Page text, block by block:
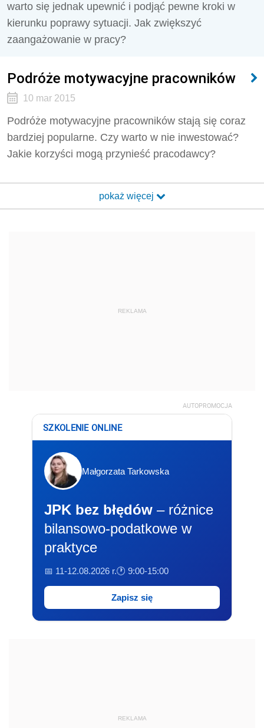
warto się jednak upewnić i podjąć pewne kroki w
kierunku poprawy sytuacji. Jak zwiększyć
zaangażowanie w pracy?
Podróże motywacyjne pracowników
10 mar 2015
Podróże motywacyjne pracowników stają się coraz
bardziej popularne. Czy warto w nie inwestować?
Jakie korzyści mogą przynieść pracodawcy?
pokaż więcej
REKLAMA
AUTOPROMOCJA
SZKOLENIE ONLINE
Małgorzata Tarkowska
JPK bez błędów – różnice
bilansowo-podatkowe w
praktyce
📅 11-12.08.2026 r.🕐 9:00-15:00
Zapisz się
REKLAMA